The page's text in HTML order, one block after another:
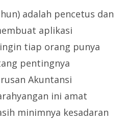
adalah pencetus dan
aplikasi
tiap orang punya
pentingnya
Akuntansi
ini amat
minimnya kesadaran